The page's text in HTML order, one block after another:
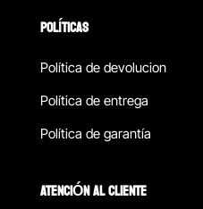
POLÍTICAS
Política de devolucion
Política de entrega
Política de garantía
ATENCIÓN AL CLIENTE